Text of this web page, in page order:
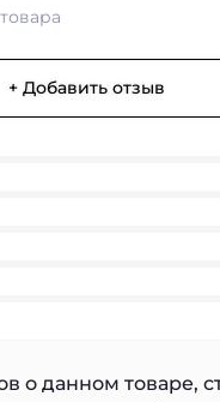
+ Добавить отзыв
о данном товаре,